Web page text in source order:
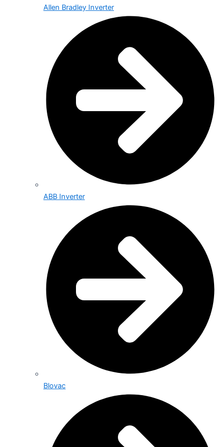
Allen Bradley Inverter
ABB Inverter
Blovac